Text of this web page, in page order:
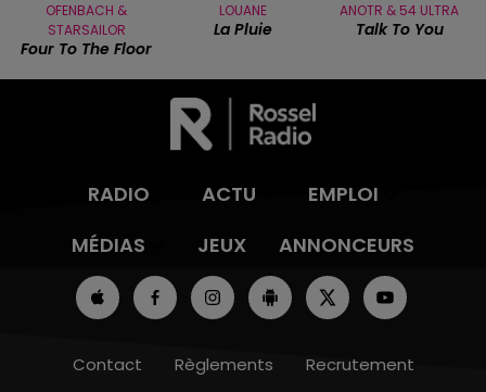
OFENBACH &
STARSAILOR
Four To The Floor
LOUANE
La Pluie
ANOTR & 54 ULTRA
Talk To You
RADIO ACTU
EMPLOI
MÉDIAS
JEUX ANNONCEURS
Contact Règlements Recrutement